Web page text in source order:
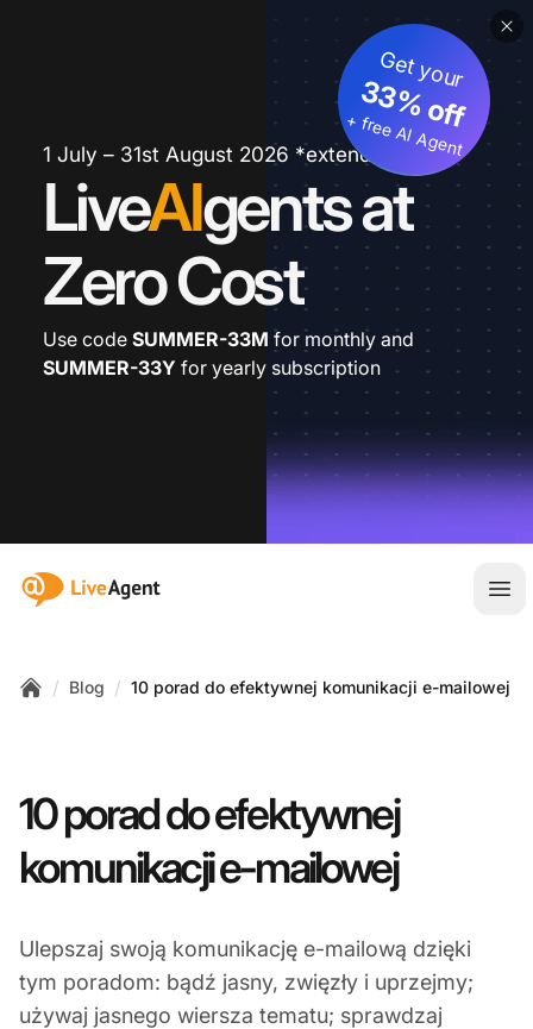
1 July – 31st August 2026 *extended
LiveAIgents at
Zero Cost
Get your
33% off
+ free AI Agent
Use code SUMMER-33M for monthly and
SUMMER-33Y for yearly subscription
:site.title
/ Blog / 10 porad do efektywnej komunikacji e-mailowej
10 porad do efektywnej
komunikacji e-mailowej
Ulepszaj swoją komunikację e-mailową dzięki
tym poradom: bądź jasny, zwięzły i uprzejmy;
używaj jasnego wiersza tematu; sprawdzaj